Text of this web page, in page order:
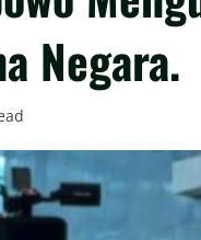
Negara.